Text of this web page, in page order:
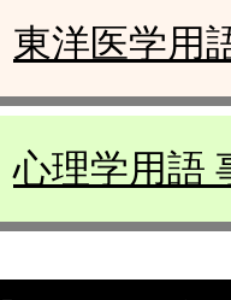
東洋医学用
心理学用語